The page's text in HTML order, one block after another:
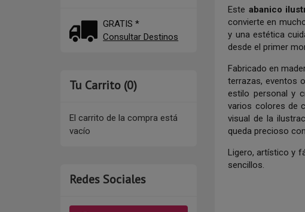
GRATIS *
Consultar Destinos
Tu Carrito (0)
El carrito de la compra está
vacío
Redes Sociales
Este abanico
convierte en
y una estética
desde el primer
Fabricado en
terrazas, eventos
estilo personal y
varios colores de
visual de la
queda precioso
Ligero, artístico y
sencillos.